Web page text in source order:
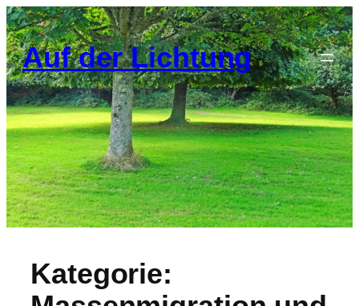
Zum
Inhalt
springen
Auf der Lichtung
Kategorie: